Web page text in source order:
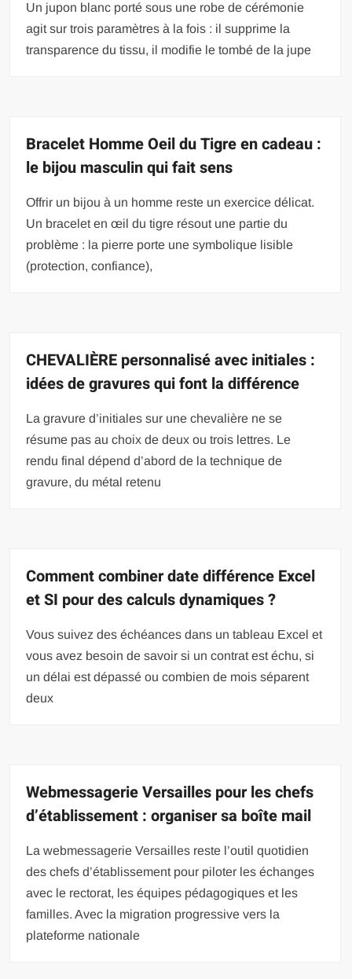
Un jupon blanc porté sous une robe de cérémonie
agit sur trois paramètres à la fois : il supprime la
transparence du tissu, il modifie le tombé de la jupe
Bracelet Homme Oeil du Tigre en cadeau :
le bijou masculin qui fait sens
Offrir un bijou à un homme reste un exercice délicat.
Un bracelet en œil du tigre résout une partie du
problème : la pierre porte une symbolique lisible
(protection, confiance),
CHEVALIÈRE personnalisé avec initiales :
idées de gravures qui font la différence
La gravure d’initiales sur une chevalière ne se
résume pas au choix de deux ou trois lettres. Le
rendu final dépend d’abord de la technique de
gravure, du métal retenu
Comment combiner date différence Excel
et SI pour des calculs dynamiques ?
Vous suivez des échéances dans un tableau Excel et
vous avez besoin de savoir si un contrat est échu, si
un délai est dépassé ou combien de mois séparent
deux
Webmessagerie Versailles pour les chefs
d’établissement : organiser sa boîte mail
La webmessagerie Versailles reste l’outil quotidien
des chefs d’établissement pour piloter les échanges
avec le rectorat, les équipes pédagogiques et les
familles. Avec la migration progressive vers la
plateforme nationale